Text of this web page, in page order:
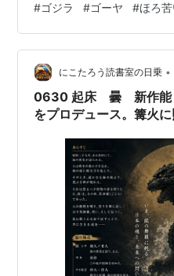
くろねこ自由気ままな日記
#ゴジラ #ゴーヤ #ほろ
にこたろう読書室の日乗 •
0630 起床 曇 新作能
をプロデュース。篝火
でしょう。